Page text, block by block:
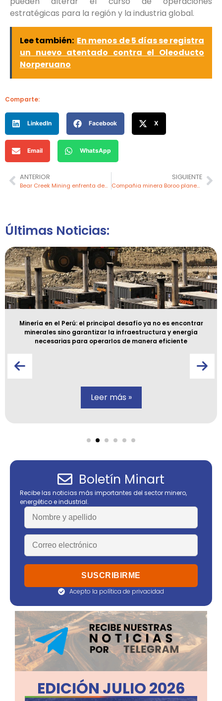
estratégicas para la región y la industria global.
Lee también: En menos de 5 días se registra
un nuevo atentado contra el Oleoducto
Norperuano
Comparte:
LinkedIn Facebook X
Email WhatsApp
ANTERIOR
Bear Creek Mining enfrenta desafíos financieros y pospone avances en proyecto Corani
SIGUIENTE
Compañia minera Boroo planea modernizar Lagunas Norte con inversión millonaria
Últimas Noticias:
Minería en el Perú: el principal desafío ya no es encontrar
minerales sino garantizar la infraestructura y energía
necesarias para operarlos de manera eficiente
Leer más »
Boletín Minart
Recibe las noticias más importantes del sector minero,
energético e industrial.
Acepto la política de privacidad
EDICIÓN JULIO 2026